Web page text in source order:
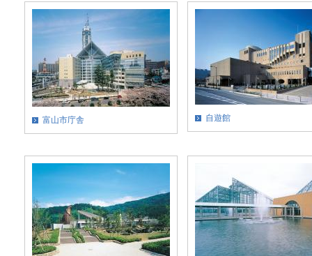
富山市庁舎 自遊館